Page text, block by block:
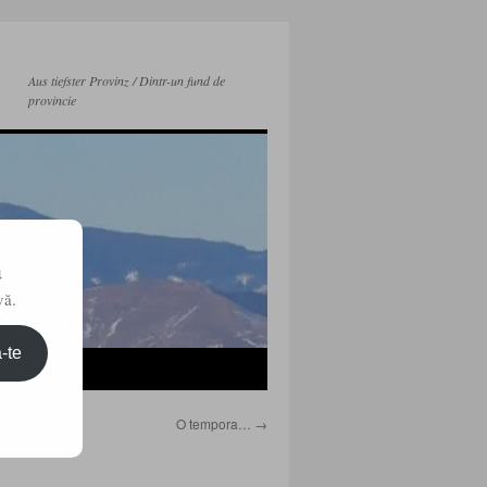
Aus tiefster Provinz / Dintr-un fund de
provincie
O tempora… →
te